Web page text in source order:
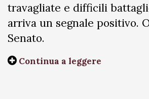
travagliate e difficili
arriva un segnale positivo.
Senato.
Continua a leggere